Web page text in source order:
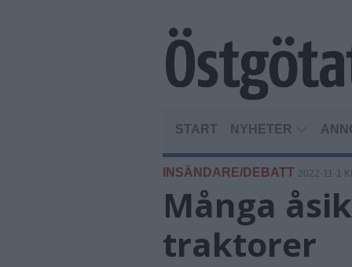
START NYHETER
INSÄNDARE/DEBATT 2022-11-1
Många
traktorer